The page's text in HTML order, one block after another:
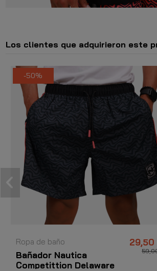
Los clientes que adquirieron este
-50%
Ropa de baño
Bañador Nautica
Competittion Delaware